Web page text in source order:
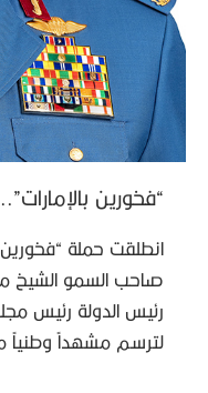
“فخورين
انطلقت حملة “فخورين
صاحب السمو الشيخ
رئيس الدولة رئيس
لترسم مشهداً وطنياً